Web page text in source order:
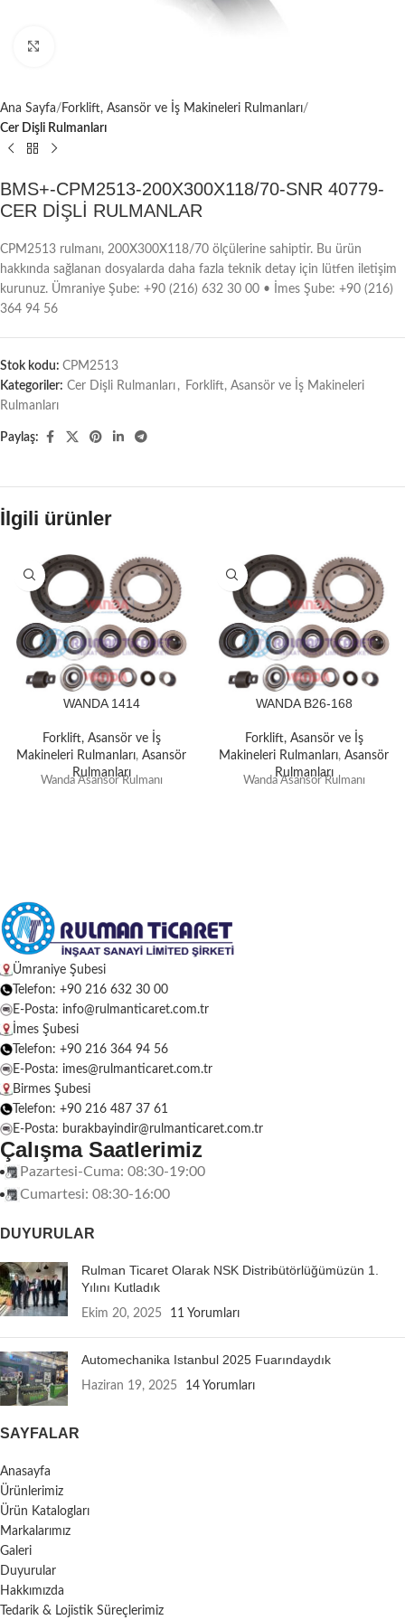
Ana Sayfa
Forklift, Asansör ve İş Makineleri Rulmanları
Cer Dişli Rulmanları
BMS+-CPM2513-200X300X118/70-SNR 40779-
CER DİŞLİ RULMANLAR
CPM2513 rulmanı, 200X300X118/70 ölçülerine sahiptir. Bu ürün
hakkında sağlanan dosyalarda daha fazla teknik detay için lütfen iletişim
kurunuz. Ümraniye Şube: +90 (216) 632 30 00 • İmes Şube: +90 (216)
364 94 56
Stok kodu: CPM2513
Kategoriler: Cer Dişli Rulmanları , Forklift, Asansör ve İş Makineleri
Rulmanları
Paylaş:
İlgili ürünler
WANDA 1414
Forklift, Asansör ve İş
Makineleri Rulmanları, Asansör
Rulmanları
Wanda Asansör Rulmanı
WANDA B26-168
Forklift, Asansör ve İş
Makineleri Rulmanları, Asansör
Rulmanları
Wanda Asansör Rulmanı
Ümraniye Şubesi
Telefon: +90 216 632 30 00
E-Posta: info@rulmanticaret.com.tr
İmes Şubesi
Telefon: +90 216 364 94 56
E-Posta: imes@rulmanticaret.com.tr
Birmes Şubesi
Telefon: +90 216 487 37 61
E-Posta: burakbayindir@rulmanticaret.com.tr
Çalışma Saatlerimiz
Pazartesi-Cuma: 08:30-19:00
Cumartesi: 08:30-16:00
DUYURULAR
Rulman Ticaret Olarak NSK Distribütörlüğümüzün 1.
Yılını Kutladık
Ekim 20, 2025 11 Yorumları
Automechanika Istanbul 2025 Fuarındaydık
Haziran 19, 2025 14 Yorumları
SAYFALAR
Anasayfa
Ürünlerimiz
Ürün Katalogları
Markalarımız
Galeri
Duyurular
Hakkımızda
Tedarik & Lojistik Süreçlerimiz